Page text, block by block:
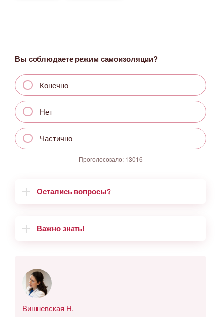
Вы соблюдаете режим самоизоляции?
Конечно
Нет
Частично
Проголосовало: 13016
Остались вопросы?
Важно знать!
Вишневская Н.